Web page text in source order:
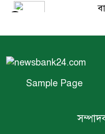
৬
Sample Page